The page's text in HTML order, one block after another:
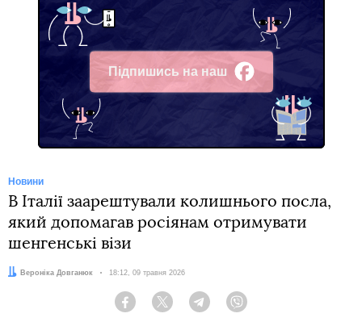
Підпишись на наш
Facebook
Новини
В Італії заарештували колишнього посла,
який допомагав росіянам отримувати
шенгенські візи
Автор:Вероніка Довганюк Дата:
18:12, 09 травня 2026
Facebook Twitter Telegram